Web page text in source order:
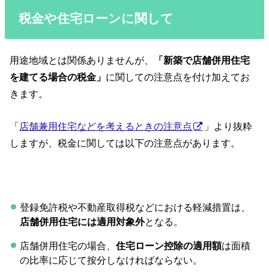
税金や住宅ローンに関して
用途地域とは関係ありませんが、
「新築で店舗併用住宅
を建てる場合の税金」 に関しての注意点を付け加えてお
きます。
「店舗兼用住宅などを考えるときの注意点
」より抜粋
しますが、税金に関しては以下の注意点があります。
登録免許税や不動産取得税などにおける軽減措置は、
店舗併用住宅には適用対象外となる。
店舗併用住宅の場合、 住宅ローン控除の適用額は面積
の比率に応じて按分しなければならない。